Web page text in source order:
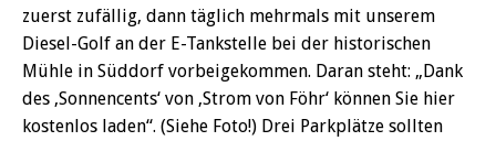
zuerst zufällig, dann täglich mehrmals mit unserem
Diesel-Golf an der E-Tankstelle bei der historischen
Mühle in Süddorf vorbeigekommen. Daran steht: „Dank
des ,Sonnencents‘ von ,Strom von Föhr‘ können Sie hier
kostenlos laden“. (Siehe Foto!) Drei Parkplätze sollten